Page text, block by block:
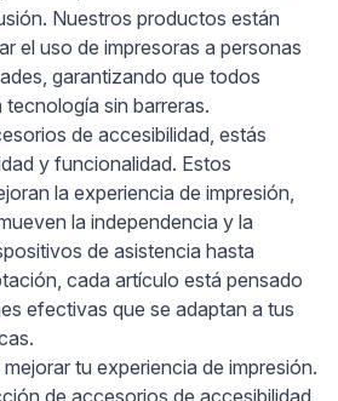
Nuestros productos están
el uso de impresoras a personas
garantizando que todos
sin barreras.
de accesibilidad, estás
y funcionalidad. Estos
la experiencia de impresión,
la independencia y la
de asistencia hasta
cada artículo está pensado
efectivas que se adaptan a tus
tu experiencia de impresión.
de accesorios de accesibilidad